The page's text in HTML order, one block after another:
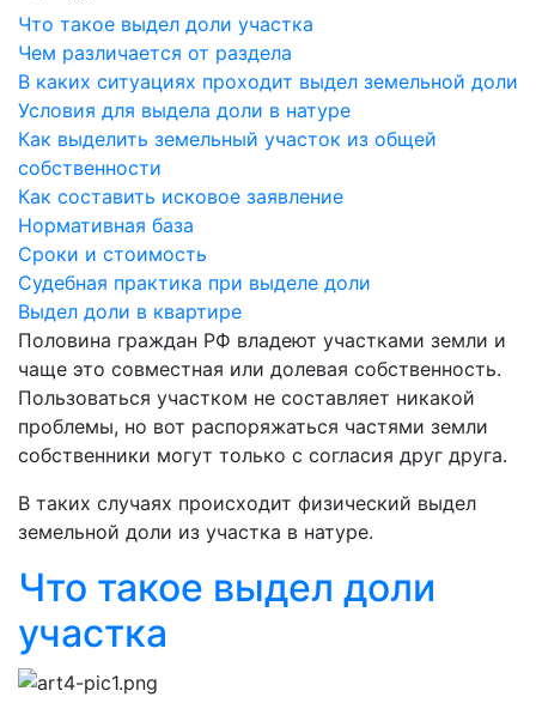
Что такое выдел доли участка
Чем различается от раздела
В каких ситуациях проходит выдел земельной доли
Условия для выдела доли в натуре
Как выделить земельный участок из общей
собственности
Как составить исковое заявление
Нормативная база
Сроки и стоимость
Судебная практика при выделе доли
Выдел доли в квартире
Половина граждан РФ владеют участками земли и
чаще это совместная или долевая собственность.
Пользоваться участком не составляет никакой
проблемы, но вот распоряжаться частями земли
собственники могут только с согласия друг друга.
В таких случаях происходит физический выдел
земельной доли из участка в натуре.
Что такое выдел доли
участка